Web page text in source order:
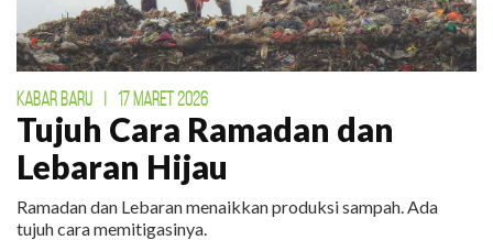
KABAR BARU | 17 MARET 2026
Tujuh Cara Ramadan dan
Lebaran Hijau
Ramadan dan Lebaran menaikkan produksi sampah. Ada
tujuh cara memitigasinya.